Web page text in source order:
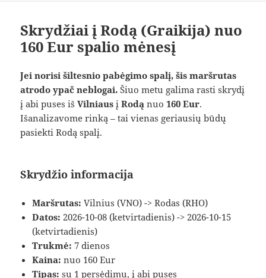
Skrydžiai į Rodą (Graikija) nuo
160 Eur spalio mėnesį
Jei norisi šiltesnio pabėgimo spalį, šis maršrutas
atrodo ypač neblogai. Šiuo metu galima rasti skrydį
į abi puses išVilniaus įRodą nuo160 Eur.
Išanalizavome rinką – tai vienas geriausių būdų
pasiekti Rodą spalį.
Skrydžio informacija
Maršrutas: Vilnius (VNO) -> Rodas (RHO)
Datos: 2026-10-08 (ketvirtadienis) -> 2026-10-15
(ketvirtadienis)
Trukmė: 7 dienos
Kaina: nuo 160 Eur
Tipas: su 1 persėdimu, į abi puses